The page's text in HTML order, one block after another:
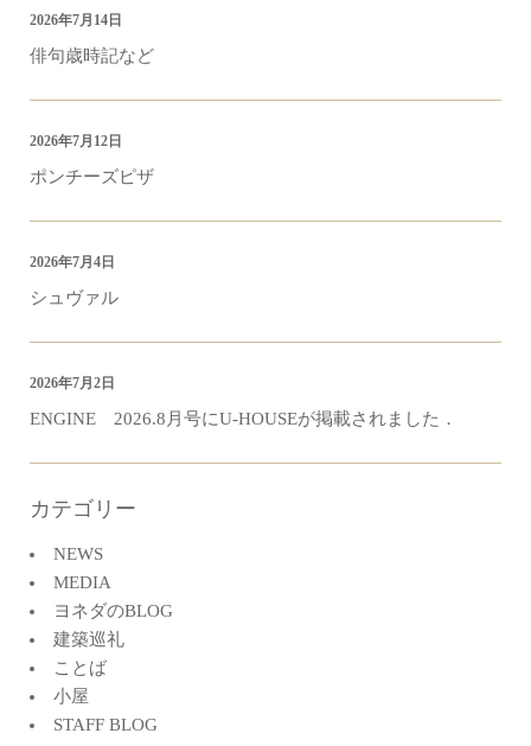
俳句歳時記など
2026年7月14日
ポンチーズピザ
2026年7月12日
シュヴァル
2026年7月4日
ENGINE 2026.8月号にU-HOUSEが掲載されました．
2026年7月2日
カテゴリー
NEWS
MEDIA
ヨネダのBLOG
建築巡礼
ことば
小屋
STAFF BLOG